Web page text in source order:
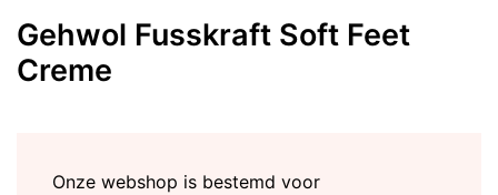
Gehwol Fusskraft Soft Feet
Creme
Onze webshop is bestemd voor